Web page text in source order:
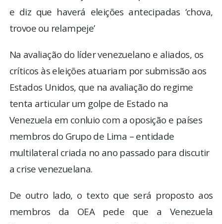
e diz que haverá eleições antecipadas ‘chova,
trovoe ou relampeje’
Na avaliação do líder venezuelano e aliados, os
críticos às eleições atuariam por submissão aos
Estados Unidos, que na avaliação do regime
tenta articular um golpe de Estado na
Venezuela em conluio com a oposição e países
membros do Grupo de Lima – entidade
multilateral criada no ano passado para discutir
a crise venezuelana.
De outro lado, o texto que será proposto aos
membros da OEA pede que a Venezuela